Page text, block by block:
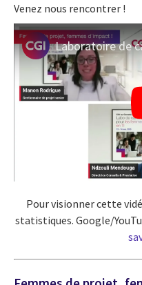
Venez nous rencontrer !
Pour visionner cette
statistiques. Google/